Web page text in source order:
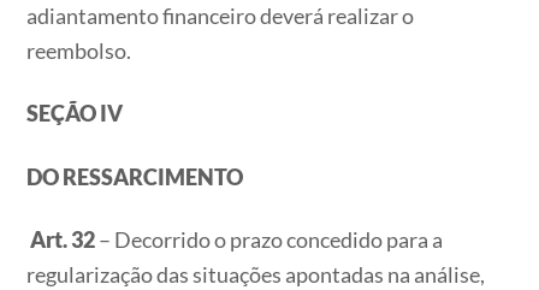
adiantamento financeiro deverá realizar o
reembolso.
SEÇÃO IV
DO RESSARCIMENTO
Art. 32– Decorrido o prazo concedido para a
regularização das situações apontadas na análise,